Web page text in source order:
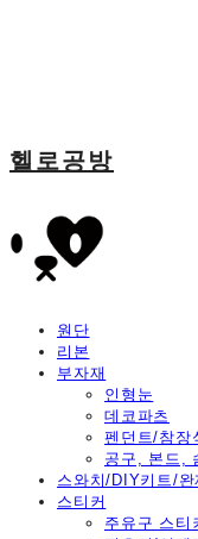
헬로공방
원단
리본
부자재
인형눈
데코파츠
펜던트/참장
공구, 본드,
스와치/DIY키트/완
스티커
주유구 스티